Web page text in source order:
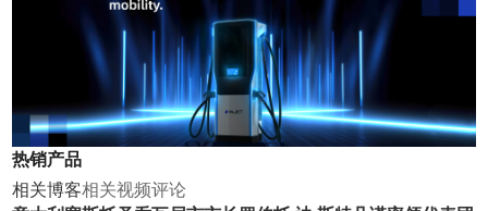
热销产品
相关博客相关视频评论